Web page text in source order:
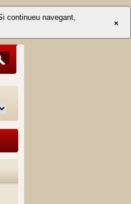
×
continueu navegant,